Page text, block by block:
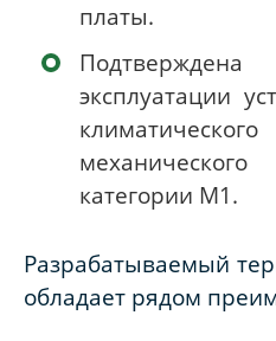
платы.
эксплуатации
категории М1.
Разрабатываемый
обладает рядом